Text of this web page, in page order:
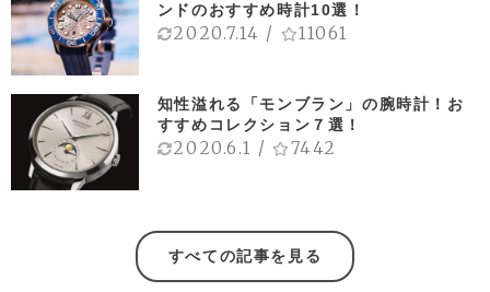
ンドのおすすめ時計10選！
2020.7.14 / 11061
知性溢れる「モンブラン」の腕時計！お
すすめコレクション７選！
2020.6.1 / 7442
すべての記事を見る